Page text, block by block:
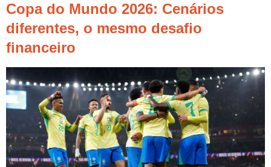
Copa do Mundo 2026: Cenários
diferentes, o mesmo desafio
financeiro